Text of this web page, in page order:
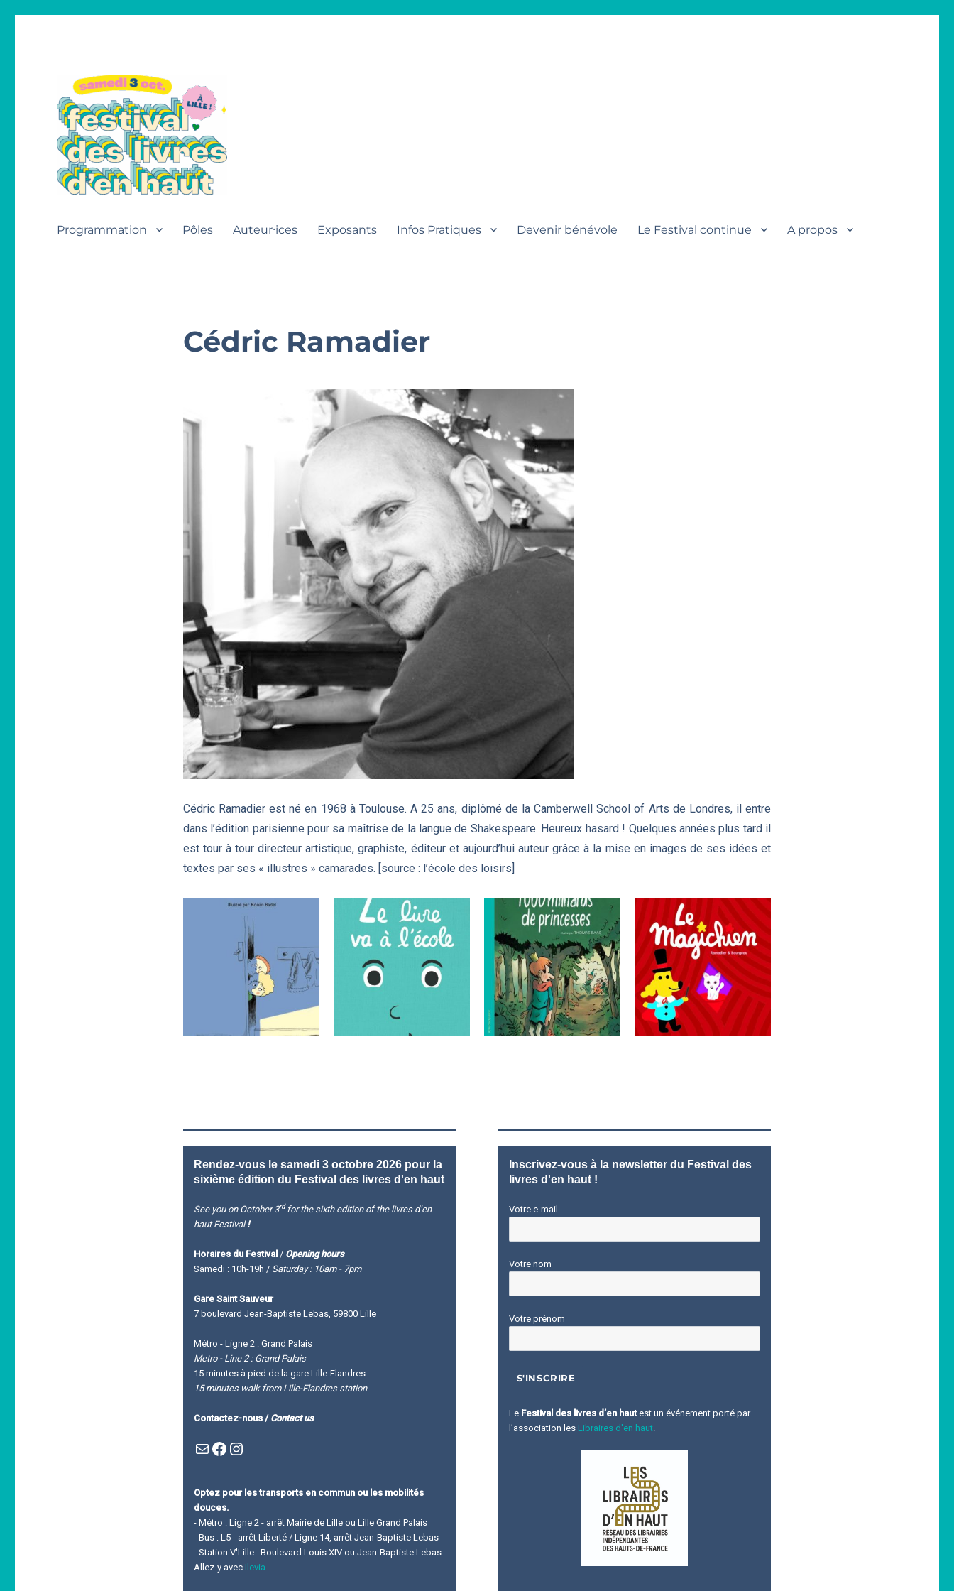
Programmation Pôles Auteur⸱ices Exposants Infos Pratiques Devenir bénévole Le Festival continue A propos
Cédric Ramadier
Cédric Ramadier est né en 1968 à Toulouse. A 25 ans, diplômé de la Camberwell School of Arts de Londres, il entre
dans l’édition parisienne pour sa maîtrise de la langue de Shakespeare. Heureux hasard ! Quelques années plus tard il
est tour à tour directeur artistique, graphiste, éditeur et aujourd’hui auteur grâce à la mise en images de ses idées et
textes par ses « illustres » camarades. [source : l’école des loisirs]
Rendez-vous le samedi 3 octobre 2026 pour la
sixième édition du Festival des livres d'en haut
See you on October 3rdfor the sixth edition of the livres d’en
haut Festival!
Horaires du Festival / Opening hours
Samedi : 10h-19h /Saturday : 10am - 7pm
Gare Saint Sauveur
7 boulevard Jean-Baptiste Lebas, 59800 Lille
Métro - Ligne 2 : Grand Palais
Metro - Line 2 : Grand Palais
15 minutes à pied de la gare Lille-Flandres
15 minutes walk from Lille-Flandres station
Contactez-nous / Contact us
Mail
Facebook : Festivla des livres d'en hautInstagram
Optez pour les transports en commun ou les mobilités
douces.
- Métro : Ligne 2 - arrêt Mairie de Lille ou Lille Grand Palais
- Bus : L5 - arrêt Liberté / Ligne 14, arrêt Jean-Baptiste Lebas
- Station V'Lille : Boulevard Louis XIV ou Jean-Baptiste Lebas
Allez-y avec Ilevia
Inscrivez-vous à la newsletter du Festival des
livres d'en haut !
Votre e-mail
Votre nom
Votre prénom
Le Festival des livres d’en hautest un événement porté par
l’association les Libraires d'en haut.